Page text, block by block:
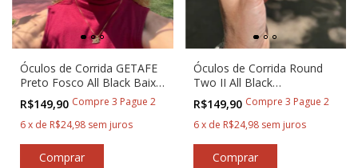
Óculos de Corrida GETAFE
Preto Fosco All Black Baixa
Pace®
R$149,90 Compre 3 Pague 2
6x de R$24,98 sem juros
Óculos de Corrida Round
Two II All Black
Antiderrapante | Baixa
Pace
R$149,90 Compre 3 Pague 2
6 x de R$24,98 sem juros